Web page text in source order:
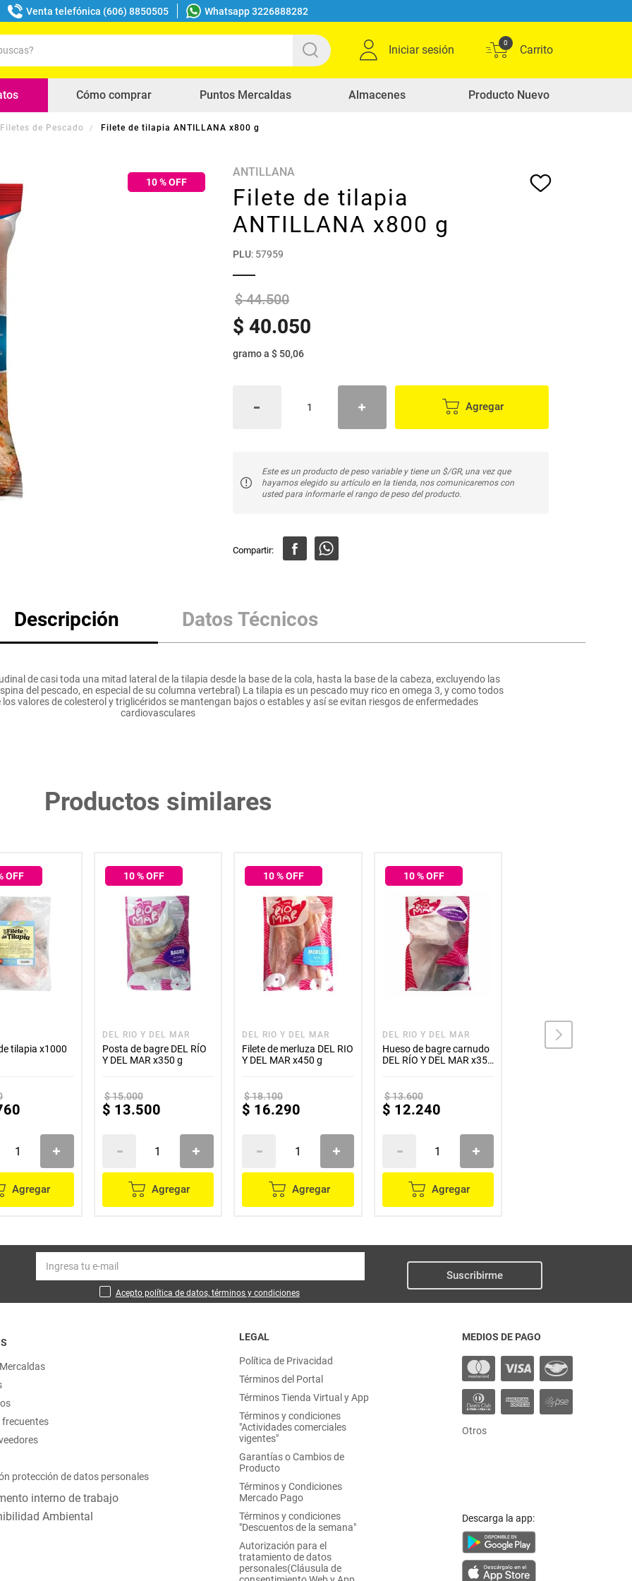
Venta telefónica (606) 8850505 Whatsapp 3226888282
Iniciar sesión
0
Cómo comprar Puntos Mercaldas Almacenes Producto Nuevo
Filetes de Pescado Filete de tilapia ANTILLANA x800 g
10% OFF
ANTILLANA
Filete de tilapia
ANTILLANA x800 g
PLU: 57959
$ 44.500
$40.050
gramoa $ 50,06
Agregar
Este es un producto de peso variable y tiene un $/GR, una vez que
hayamos elegido su artículo en la tienda, nos comunicaremos con
usted para informarle el rango de peso del producto.
Descripción Datos Técnicos
de casi toda una mitad lateral de la tilapia desde la base de la cola, hasta la base de la cabeza, excluyendo las
del pescado, en especial de su columna vertebral) La tilapia es un pescado muy rico en omega 3, y como todos
los valores de colesterol y triglicéridos se mantengan bajos o estables y así se evitan riesgos de enfermedades
cardiovasculares
Productos similares
OFF
tilapia x1000
Agregar
10% OFF
DEL RIO Y DEL MAR
Posta de bagre DEL RÍO
Y DEL MAR x350 g
$15.000
$ 13.500
Agregar
10% OFF
DEL RIO Y DEL MAR
Filete de merluza DEL RIO
Y DEL MAR x450 g
$18.100
$ 16.290
Agregar
10% OFF
DEL RIO Y DEL MAR
Hueso de bagre carnudo
DEL RÍO Y DEL MAR x350
$13.600
$ 12.240
Agregar
ANTILLANA
Salmón ANTILLANA
Acepto política de datos, términos y condiciones
Suscribirme
protección de datos personales
interno de trabajo
Ambiental
LEGAL
Política de Privacidad
Términos del Portal
Términos Tienda Virtual y App
Términos y condiciones
"Actividades comerciales
vigentes"
Garantías o Cambios de
Producto
Términos y Condiciones
Mercado Pago
Términos y condiciones
"Descuentos de la semana"
Autorización para el
tratamiento de datos
personales(Cláusula de
MEDIOS DE PAGO
Otros
Descarga la app:
buscados